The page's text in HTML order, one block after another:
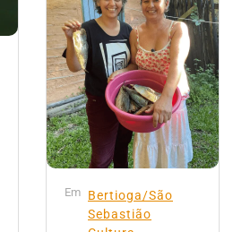
Em Bertioga/São
Sebastião